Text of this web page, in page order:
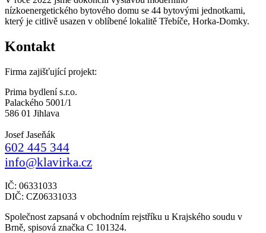
nízkoenergetického bytového domu se 44 bytovými jednotkami,
který je citlivě usazen v oblíbené lokalitě Třebíče, Horka-Domky.
Kontakt
Firma zajišťující projekt:
Prima bydlení s.r.o.
Palackého 5001/1
586 01 Jihlava
Josef Jaseňák
602 445 344
info@klavirka.cz
IČ: 06331033
DIČ: CZ06331033
Společnost zapsaná v obchodním rejstříku u Krajského soudu v
Brně, spisová značka C 101324.